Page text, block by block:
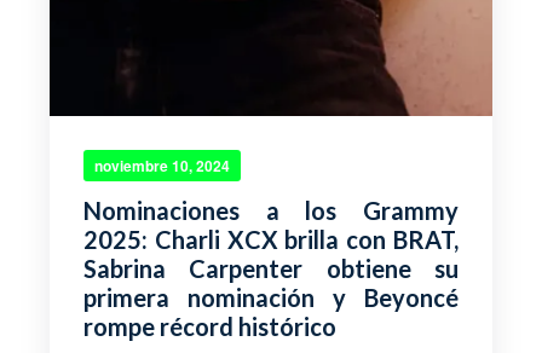
noviembre 10, 2024
Nominaciones a los Grammy
2025: Charli XCX brilla con BRAT,
Sabrina Carpenter obtiene su
primera nominación y Beyoncé
rompe récord histórico